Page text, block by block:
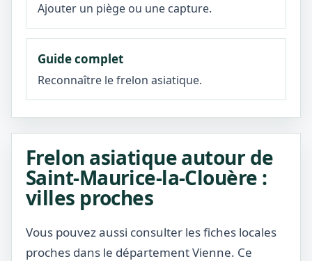
Ajouter un piège ou une capture.
Guide complet
Reconnaître le frelon asiatique.
Frelon asiatique autour de
Saint-Maurice-la-Clouère :
villes proches
Vous pouvez aussi consulter les fiches locales
proches dans le département Vienne. Ce